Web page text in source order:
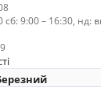
сб: 9:00 – 16:30, нд: